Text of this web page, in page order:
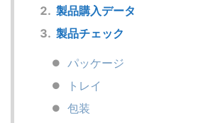
製品購入データ
製品チェック
パッケージ
トレイ
包装